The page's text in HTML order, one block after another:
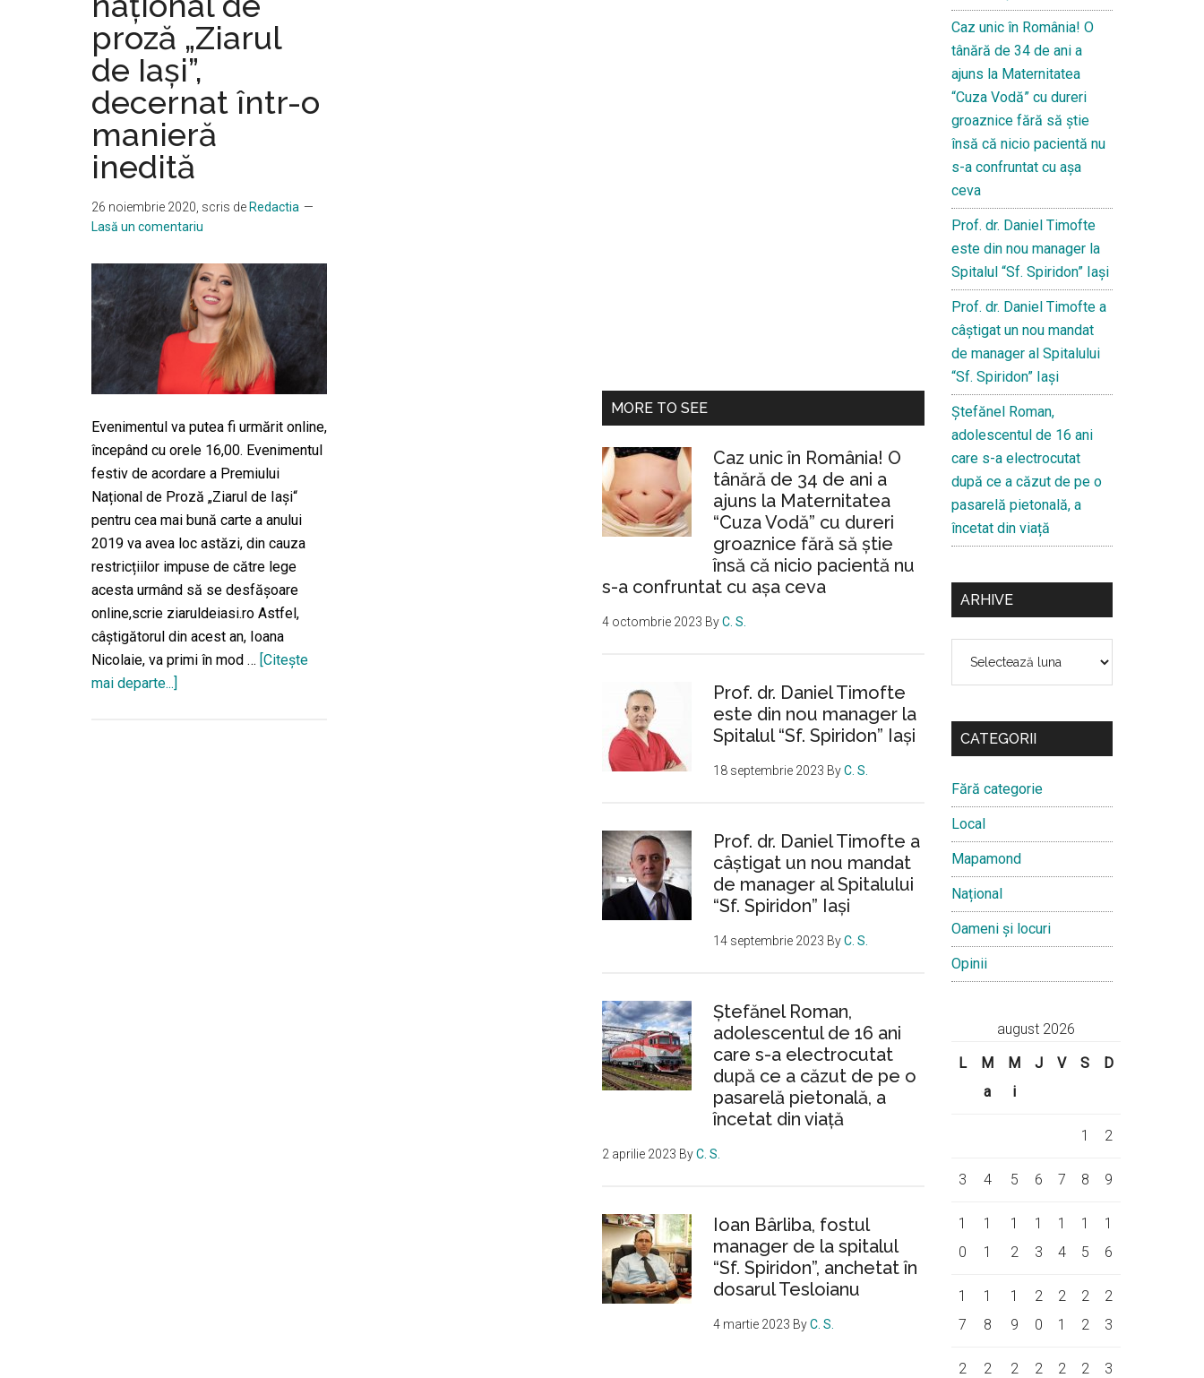
proză „Ziarul
de Iaşi”,
decernat într-o
manieră
inedită
26 noiembrie 2020 , scris de Redactia
Lasă un comentariu
Evenimentul va putea fi urmărit online,
începând cu orele 16,00. Evenimentul
festiv de acordare a Premiului
Național de Proză „Ziarul de Iași“
pentru cea mai bună carte a anului
2019 va avea loc astăzi, din cauza
restricțiilor impuse de către lege
acesta urmând să se desfășoare
online,scrie ziaruldeiasi.ro Astfel,
câștigătorul din acest an, Ioana
Nicolaie, va primi în mod … [Citeşte
mai departe...]
MORE TO SEE
Caz unic în România! O
tânără de 34 de ani a
ajuns la Maternitatea
“Cuza Vodă” cu dureri
groaznice fără să ştie
însă că nicio pacientă nu
s-a confruntat cu așa ceva
4 octombrie 2023 ByC. S.
Prof. dr. Daniel Timofte
este din nou manager la
Spitalul “Sf. Spiridon” Iaşi
18 septembrie 2023 ByC. S.
Prof. dr. Daniel Timofte a
câștigat un nou mandat
de manager al Spitalului
“Sf. Spiridon” Iași
14 septembrie 2023 ByC. S.
Ştefănel Roman,
adolescentul de 16 ani
care s-a electrocutat
după ce a căzut de pe o
pasarelă pietonală, a
încetat din viață
2 aprilie 2023 ByC. S.
Ioan Bârliba, fostul
manager de la spitalul
“Sf. Spiridon”, anchetat în
dosarul Tesloianu
4 martie 2023 ByC. S.
Caz unic în România! O
tânără de 34 de ani a
ajuns la Maternitatea
“Cuza Vodă” cu dureri
groaznice fără să ştie
însă că nicio pacientă nu
s-a confruntat cu așa
ceva
Prof. dr. Daniel Timofte
este din nou manager la
Spitalul “Sf. Spiridon” Iaşi
Prof. dr. Daniel Timofte a
câștigat un nou mandat
de manager al Spitalului
“Sf. Spiridon” Iași
Ştefănel Roman,
adolescentul de 16 ani
care s-a electrocutat
după ce a căzut de pe o
pasarelă pietonală, a
încetat din viață
ARHIVE
CATEGORII
Fără categorie
Local
Mapamond
Național
Oameni și locuri
Opinii
august 2026
L
M
a
M
i
J V S D
1 2
3 4 5 6 7 8 9
1
0
1
1
1
2
1
3
1
4
1
5
1
6
1
7
1
8
1
9
2
0
2
1
2
2
2
3
2
2
2
2
2
2
3